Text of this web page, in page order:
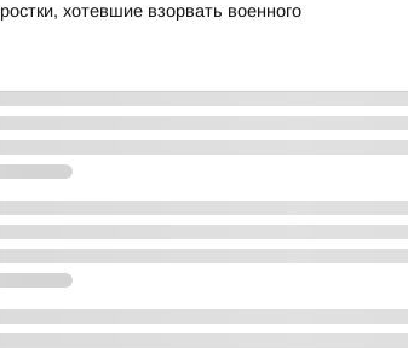
хотевшие взорвать военного